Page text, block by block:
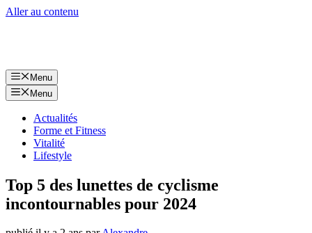
Aller au contenu
Menu
Menu
Actualités
Forme et Fitness
Vitalité
Lifestyle
Top 5 des lunettes de cyclisme
incontournables pour 2024